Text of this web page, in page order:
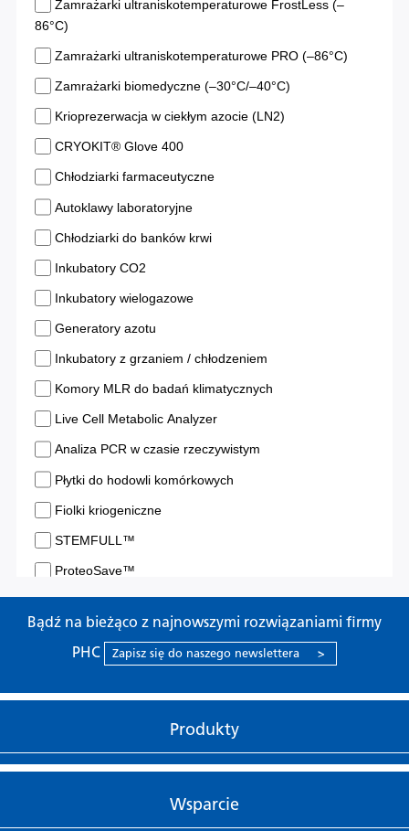
Bądź na bieżąco z najnowszymi rozwiązaniami firmy
PHC
Zapisz się do naszego newslettera >
Produkty
Wsparcie